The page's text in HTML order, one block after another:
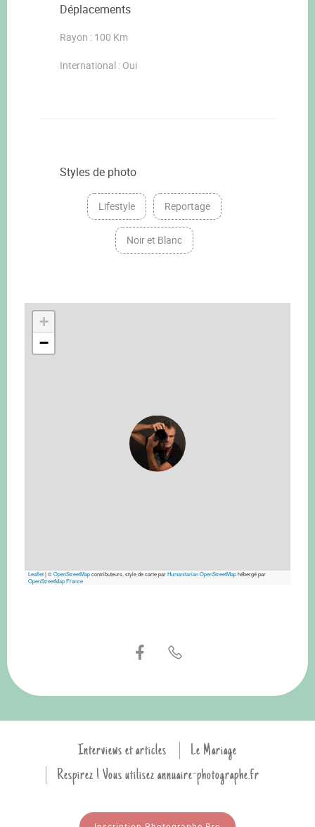
Déplacements
Rayon : 100 Km
International : Oui
Styles de photo
Lifestyle Reportage
Noir et Blanc
+
−
Leaflet|©OpenStreetMapcontributeurs, style de carte parHumanitarian OpenStreetMaphébergé par
OpenStreetMap France
Interviews et articles
Le Mariage
Respirez ! Vous utilisez annuaire-photographe.fr